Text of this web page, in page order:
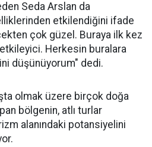
Seda Arslan da
etkilendiğini ifade
çok güzel. Buraya ilk kez
Herkesin buralara
düşünüyorum" dedi.
olmak üzere birçok doğa
bölgenin, atlı turlar
alanındaki potansiyelini